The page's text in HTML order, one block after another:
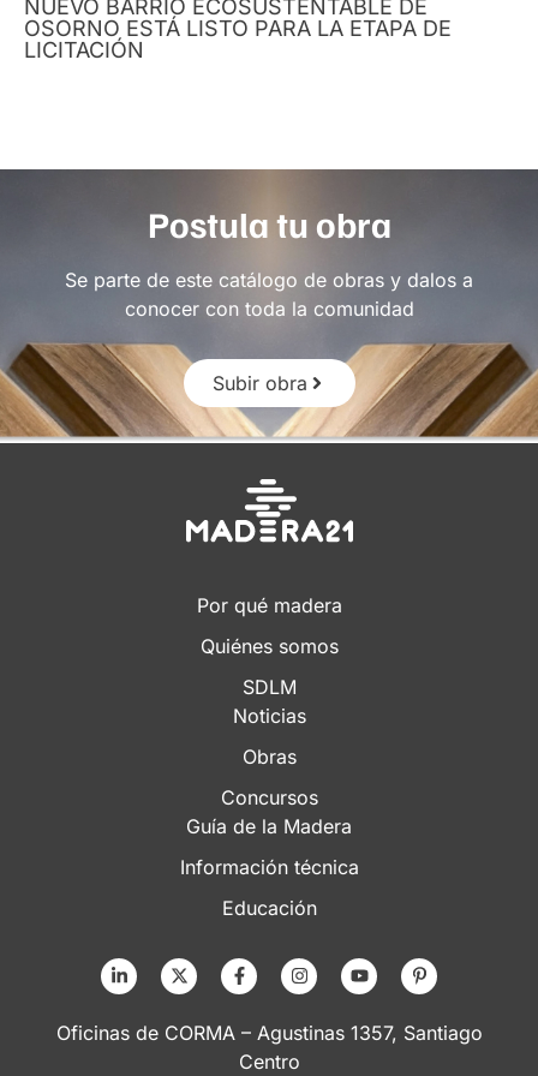
NUEVO BARRIO ECOSUSTENTABLE DE
OSORNO ESTÁ LISTO PARA LA ETAPA DE
LICITACIÓN
Postula tu obra
Se parte de este catálogo de obras y dalos a
conocer con toda la comunidad
Subir obra
Por qué madera
Quiénes somos
SDLM
Noticias
Obras
Concursos
Guía de la Madera
Información técnica
Educación
Oficinas de CORMA – Agustinas 1357, Santiago
Centro